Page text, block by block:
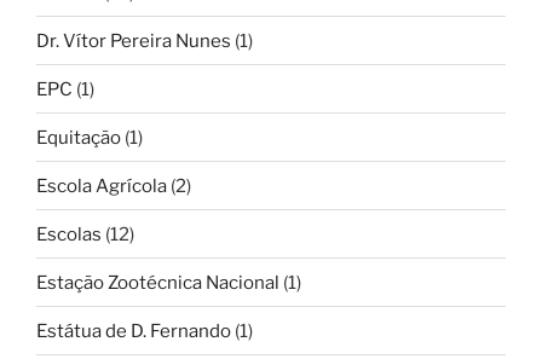
Dr. Vítor Pereira Nunes (1)
EPC (1)
Equitação (1)
Escola Agrícola (2)
Escolas (12)
Estação Zootécnica Nacional (1)
Estátua de D. Fernando (1)